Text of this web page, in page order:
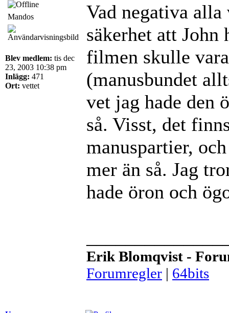
Mandos
Blev medlem: tis dec
23, 2003 10:38 pm
Inlägg: 471
Ort: vettet
Vad negativa
säkerhet att John
filmen skulle
(manusbundet
vet jag hade den
så. Visst, det
manuspartier,
mer än så. Jag
hade öron och
Erik Blomqvist -
Forumregler | 64bits